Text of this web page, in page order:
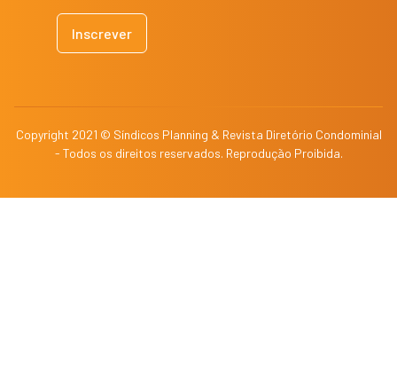
Copyright 2021 © Síndicos Planning & Revista Diretório Condominial
- Todos os direitos reservados. Reprodução Proibida.